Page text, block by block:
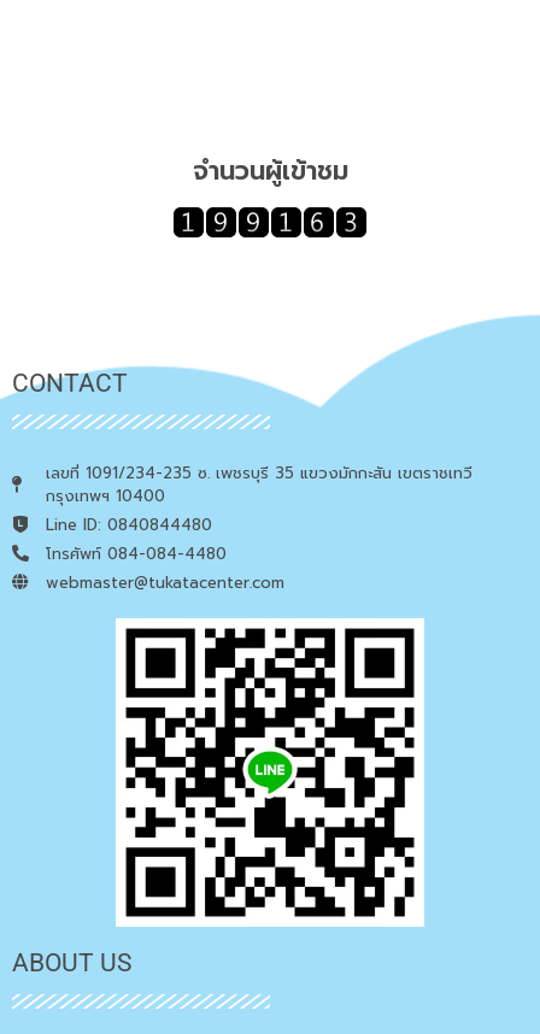
จำนวนผู้เข้าชม
CONTACT
เลขที่ 1091/234-235 ซ. เพชรบุรี 35 แขวงมักกะสัน เขตราชเทวี
กรุงเทพฯ 10400
Line ID: 0840844480
โทรศัพท์ 084-084-4480
webmaster@tukatacenter.com
ABOUT US